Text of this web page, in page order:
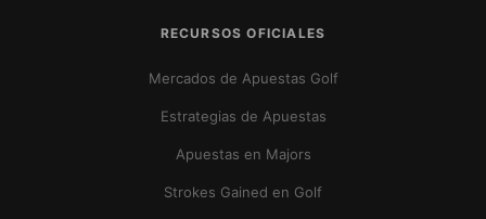
RECURSOS OFICIALES
Mercados de Apuestas Golf
Estrategias de Apuestas
Apuestas en Majors
Strokes Gained en Golf